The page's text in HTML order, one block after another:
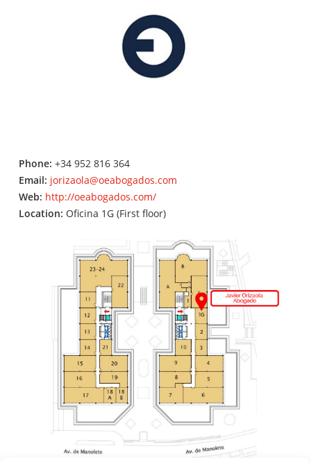
Phone: +34 952 816 364
Email: jorizaola@oeabogados.com
Web: http://oeabogados.com/
Location: Oficina 1G (First floor)